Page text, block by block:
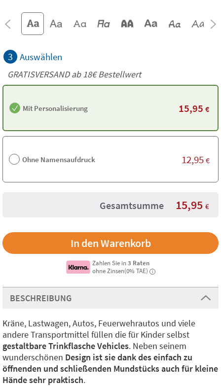
3 Auswählen
GRATISVERSAND ab18€Bestellwert
Mit Personalisierung 15,95 €
Ohne Namensaufdruck 12,95 €
Gesamtsumme 15,95 €
Zahlen Sie in3 Raten
ohne Zinsen(0% TAE)
i
BESCHREIBUNG
Kräne, Lastwagen, Autos, Feuerwehrautos und viele
andere Transportmittel füllen die für Kinder selbst
gestaltbare Trinkflasche Vehicles. Neben seinem
wunderschönen Design ist sie dank des einfach zu
öffnenden und schließenden Mundstücks auch für kleine
Hände sehr praktisch.